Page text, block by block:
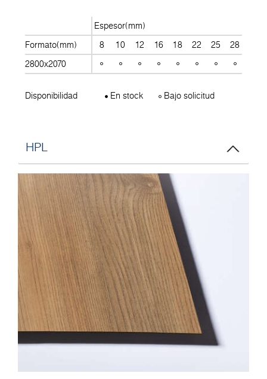
Espesor(mm)
Formato(mm)
8 10 12 16 18 22 25 28
2800x2070
Disponibilidad En stock Bajo solicitud
HPL